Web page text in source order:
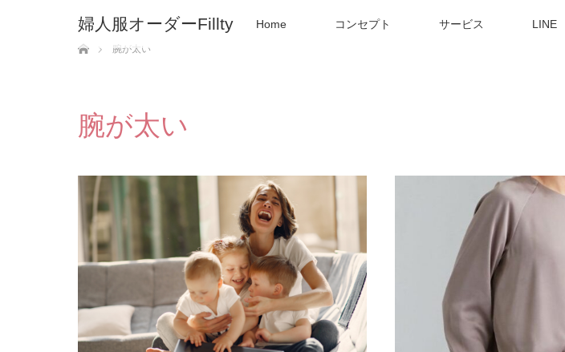
婦人服オーダーFillty Home コンセプト サービス LINE
ホーム
腕が太い
腕が太い